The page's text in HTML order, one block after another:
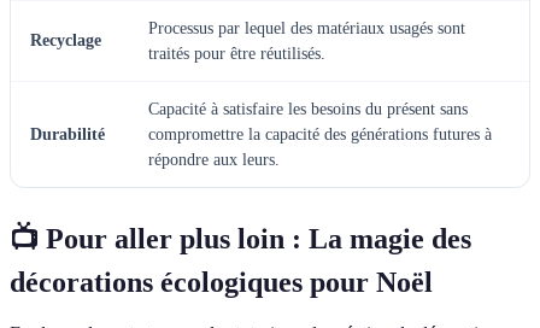
Recyclage
Processus par lequel des matériaux usagés sont
traités pour être réutilisés.
Durabilité
Capacité à satisfaire les besoins du présent sans
compromettre la capacité des générations futures à
répondre aux leurs.
📺 Pour aller plus loin : La magie des
décorations écologiques pour Noël